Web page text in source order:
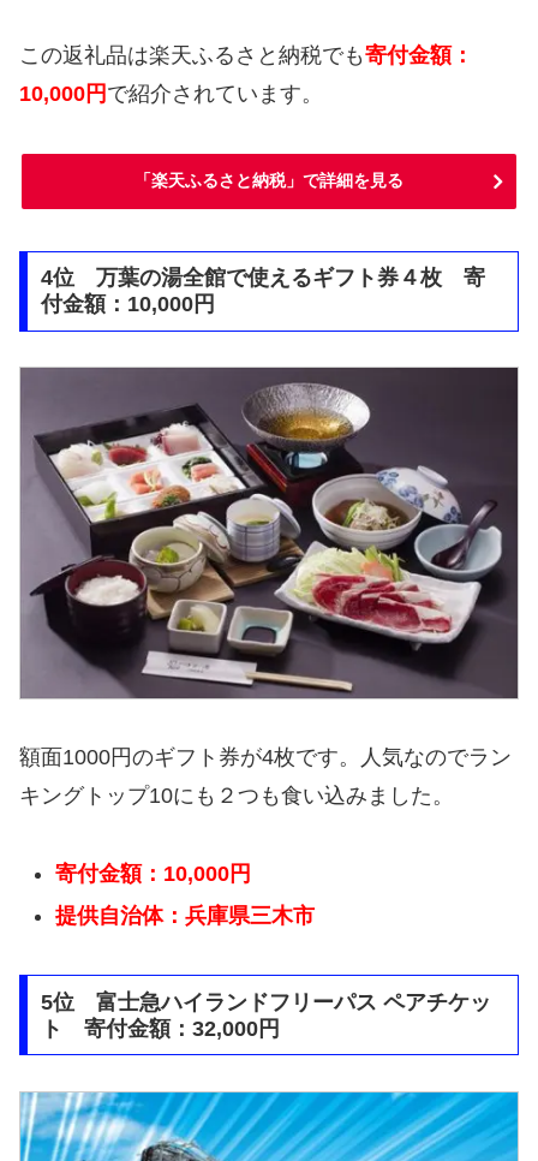
この返礼品は楽天ふるさと納税でも寄付金額：
10,000円 で紹介されています。
「楽天ふるさと納税」で詳細を見る
4位 万葉の湯全館で使えるギフト券４枚 寄
付金額：10,000円
額面1000円のギフト券が4枚です。人気なのでラン
キングトップ10にも２つも食い込みました。
寄付金額：10,000円
提供自治体：兵庫県三木市
5位 富士急ハイランドフリーパス ペアチケッ
ト 寄付金額：32,000円